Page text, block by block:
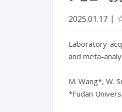
2025.01.17
Laboratory-
and meta-
M. Wang*, W.
*Fudan